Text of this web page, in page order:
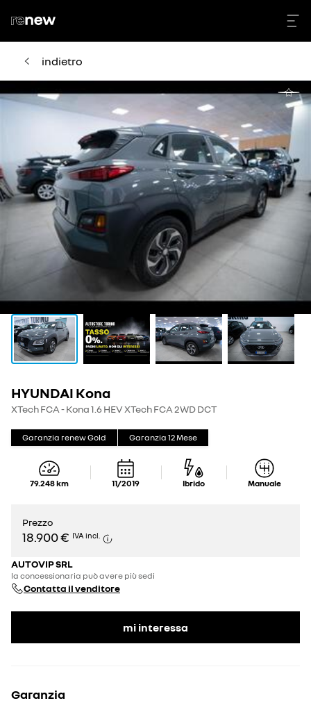
indietro
HYUNDAI Kona
XTech FCA - Kona 1.6 HEV XTech FCA 2WD DCT
Garanzia renew Gold Garanzia 12Mese
79.248km 11/2019 Ibrido Manuale
Prezzo
18.900 € IVA incl.
AUTOVIP SRL
la concessionaria può avere più sedi
Contatta il venditore
mi interessa
Garanzia